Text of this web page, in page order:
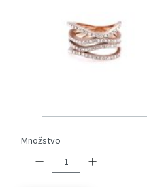
Množstvo